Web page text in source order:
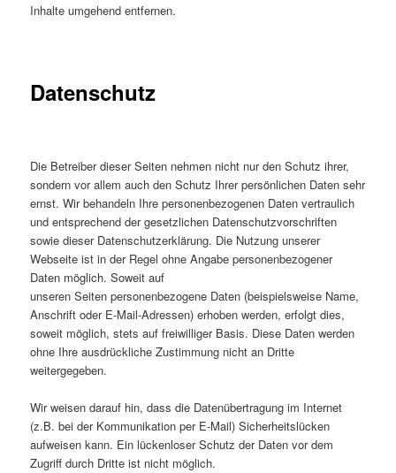
Inhalte umgehend entfernen.
Datenschutz
Die Betreiber dieser Seiten nehmen nicht nur den Schutz ihrer,
sondern vor allem auch den Schutz Ihrer persönlichen Daten sehr
ernst. Wir behandeln Ihre personenbezogenen Daten vertraulich
und entsprechend der gesetzlichen Datenschutzvorschriften
sowie dieser Datenschutzerklärung. Die Nutzung unserer
Webseite ist in der Regel ohne Angabe personenbezogener
Daten möglich. Soweit auf
unseren Seiten personenbezogene Daten (beispielsweise Name,
Anschrift oder E-Mail-Adressen) erhoben werden, erfolgt dies,
soweit möglich, stets auf freiwilliger Basis. Diese Daten werden
ohne Ihre ausdrückliche Zustimmung nicht an Dritte
weitergegeben.
Wir weisen darauf hin, dass die Datenübertragung im Internet
(z.B. bei der Kommunikation per E-Mail) Sicherheitslücken
aufweisen kann. Ein lückenloser Schutz der Daten vor dem
Zugriff durch Dritte ist nicht möglich.